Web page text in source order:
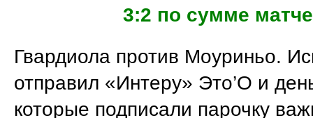
3:2 по сумме
Гвардиола против Моуриньо.
отправил «Интеру» Это’О и
которые подписали парочку